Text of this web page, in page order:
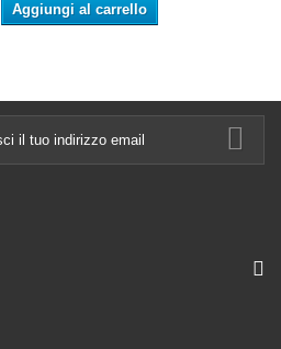
Aggiungi al carrello